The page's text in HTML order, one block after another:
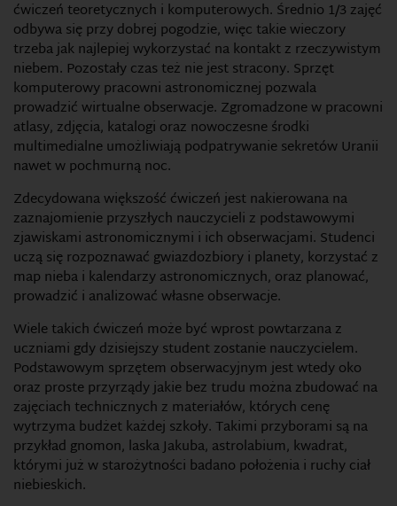
ćwiczeń teoretycznych i komputerowych. Średnio 1/3 zajęć
odbywa się przy dobrej pogodzie, więc takie wieczory
trzeba jak najlepiej wykorzystać na kontakt z rzeczywistym
niebem. Pozostały czas też nie jest stracony. Sprzęt
komputerowy pracowni astronomicznej pozwala
prowadzić wirtualne obserwacje. Zgromadzone w pracowni
atlasy, zdjęcia, katalogi oraz nowoczesne środki
multimedialne umożliwiają podpatrywanie sekretów Uranii
nawet w pochmurną noc.
Zdecydowana większość ćwiczeń jest nakierowana na
zaznajomienie przyszłych nauczycieli z podstawowymi
zjawiskami astronomicznymi i ich obserwacjami. Studenci
uczą się rozpoznawać gwiazdozbiory i planety, korzystać z
map nieba i kalendarzy astronomicznych, oraz planować,
prowadzić i analizować własne obserwacje.
Wiele takich ćwiczeń może być wprost powtarzana z
uczniami gdy dzisiejszy student zostanie nauczycielem.
Podstawowym sprzętem obserwacyjnym jest wtedy oko
oraz proste przyrządy jakie bez trudu można zbudować na
zajęciach technicznych z materiałów, których cenę
wytrzyma budżet każdej szkoły. Takimi przyborami są na
przykład gnomon, laska Jakuba, astrolabium, kwadrat,
którymi już w starożytności badano położenia i ruchy ciał
niebieskich.